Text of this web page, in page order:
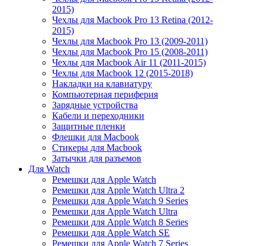
2015)
Чехлы для Macbook Pro 13 Retina (2012-
2015)
Чехлы для Macbook Pro 13 (2009-2011)
Чехлы для Macbook Pro 15 (2008-2011)
Чехлы для Macbook Air 11 (2011-2015)
Чехлы для Macbook 12 (2015-2018)
Накладки на клавиатуру
Компьютерная периферия
Зарядные устройства
Кабели и переходники
Защитные пленки
Флешки для Macbook
Стикеры для Macbook
Затычки для разъемов
Для Watch
Ремешки для Apple Watch
Ремешки для Apple Watch Ultra 2
Ремешки для Apple Watch 9 Series
Ремешки для Apple Watch Ultra
Ремешки для Apple Watch 8 Series
Ремешки для Apple Watch SE
Ремешки для Apple Watch 7 Series